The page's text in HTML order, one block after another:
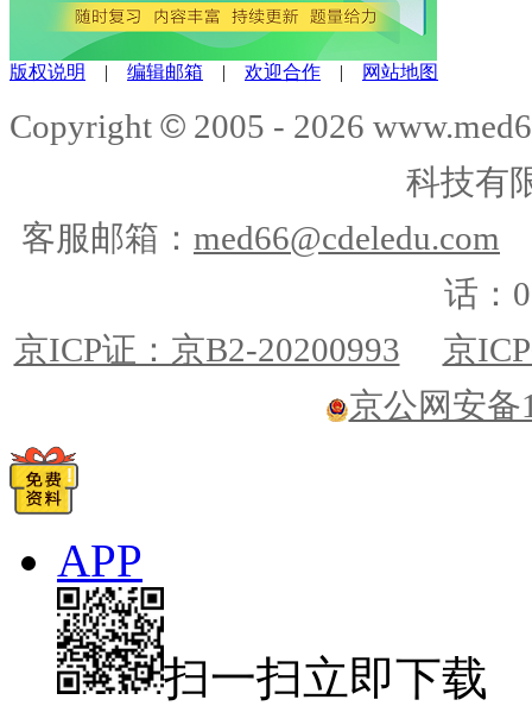
版权说明 编辑邮箱 欢迎合作 网站地图
Copyright © 2005 - 2026
科技有
客服邮箱： med66@cdeledu.com
话：
京ICP证：京B2-20200993
京
京公网安备
APP
扫一扫立即下载